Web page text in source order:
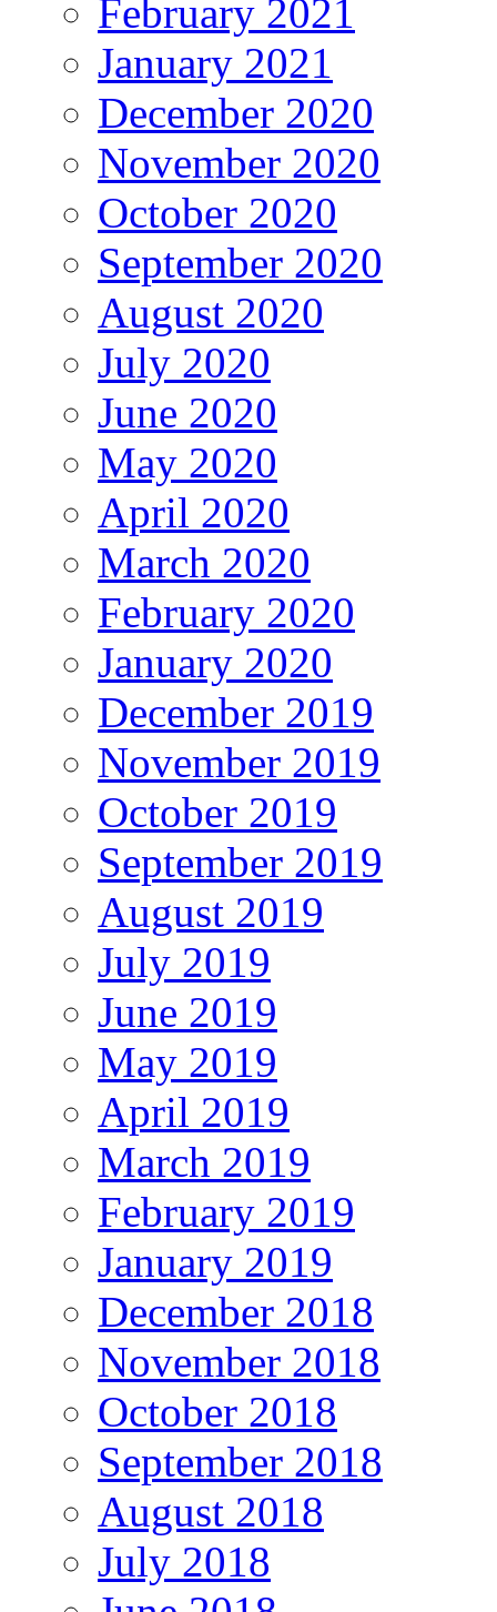
February 2021
January 2021
December 2020
November 2020
October 2020
September 2020
August 2020
July 2020
June 2020
May 2020
April 2020
March 2020
February 2020
January 2020
December 2019
November 2019
October 2019
September 2019
August 2019
July 2019
June 2019
May 2019
April 2019
March 2019
February 2019
January 2019
December 2018
November 2018
October 2018
September 2018
August 2018
July 2018